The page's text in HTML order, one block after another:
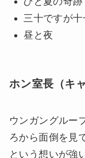
三十ですが十
昼と夜
ホン室長（キ
ウンガングルー
ろから面倒を見
という想いが強